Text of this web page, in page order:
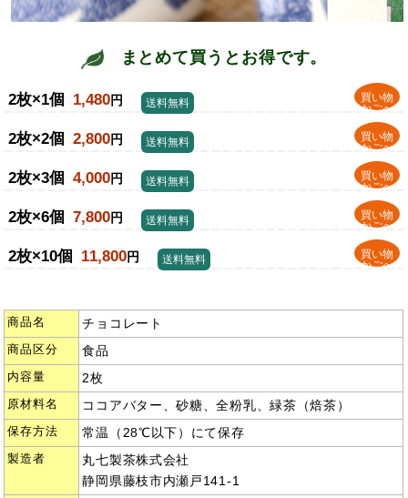
まとめて買うとお得です。
2枚×1個 1,480円
買い物
かごへ
送料無料
2枚×2個 2,800円
買い物
かごへ
送料無料
2枚×3個 4,000円
買い物
かごへ
送料無料
2枚×6個 7,800円
買い物
かごへ
送料無料
2枚×10個 11,800円
買い物
かごへ
送料無料
商品名 チョコレート
商品区分 食品
内容量 2枚
原材料名 ココアバター、砂糖、全粉乳、緑茶（焙茶）
保存方法 常温（28℃以下）にて保存
製造者
丸七製茶株式会社
静岡県藤枝市内瀬戸141-1